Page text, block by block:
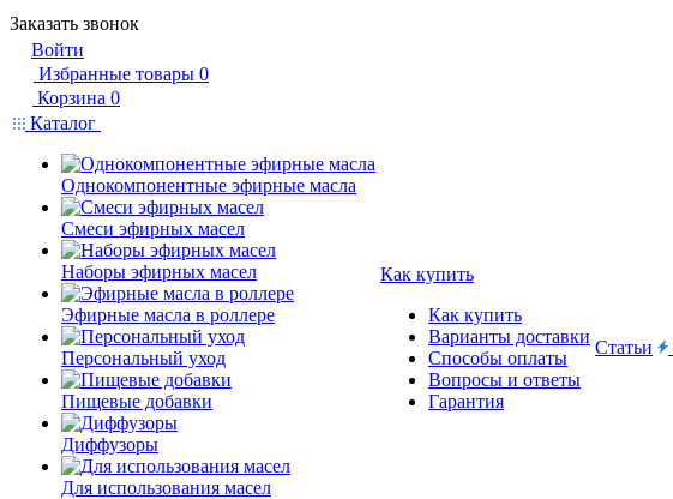
Заказать звонок
Войти
Избранные товары 0
Корзина 0
Каталог
Однокомпонентные эфирные масла
Смеси эфирных масел
Наборы эфирных масел
Эфирные масла в роллере
Персональный уход
Пищевые добавки
Диффузоры
Для использования масел
Как купить
Как купить
Варианты доставки
Способы оплаты
Вопросы и ответы
Гарантия
Статьи